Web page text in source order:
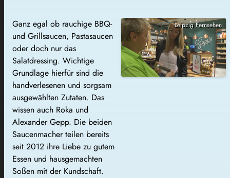
Ganz egal ob rauchige BBQ-
und Grillsaucen, Pastasaucen
oder doch nur das
Salatdressing. Wichtige
Grundlage hierfür sind die
handverlesenen und sorgsam
ausgewählten Zutaten. Das
wissen auch Roka und
Alexander Gepp. Die beiden
Saucenmacher teilen bereits
seit 2012 ihre Liebe zu gutem
Essen und hausgemachten
Soßen mit der Kundschaft.
Leipzig Fernsehen